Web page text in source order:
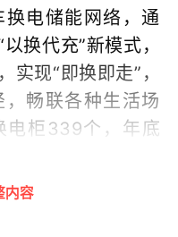
换电储能网络，通
换代充”新模式，
现“即换即走”，
畅联各种生活场
电柜339个，年底
形成全市组网。
内容